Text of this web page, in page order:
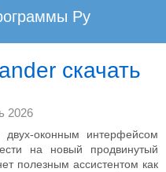
Ру
навигации на Windows 7, 8
Ру Система
скачать
2026
оконным интерфейсом
на новый продвинутый
полезным ассистентом как